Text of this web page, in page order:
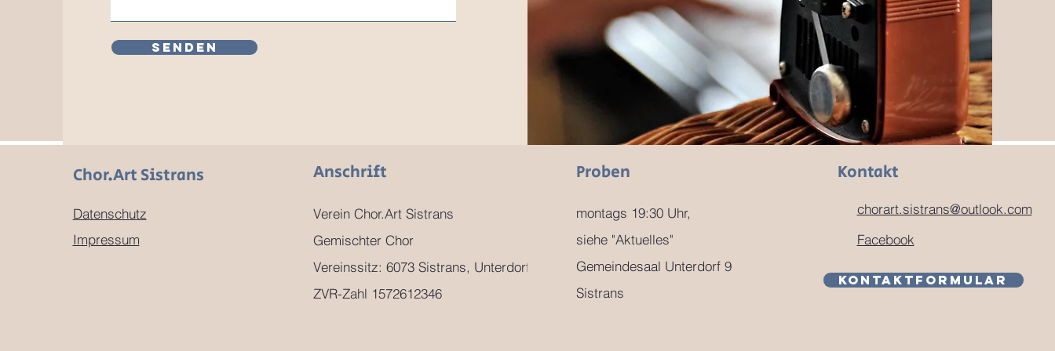
Senden
Chor.Art Sistrans
Datenschutz
Impressum
Anschrift
Verein Chor.Art Sistrans
Gemischter Chor
Vereinssitz: 6073 Sistrans, Unterdorf 9
ZVR-Zahl 1572612346
Proben
montags 19:30 Uhr,
siehe "Aktuelles"
Gemeindesaal Unterdorf 9
Sistrans
Kontakt
chorart.sistrans@outlook.com
Facebook
Kontaktformular